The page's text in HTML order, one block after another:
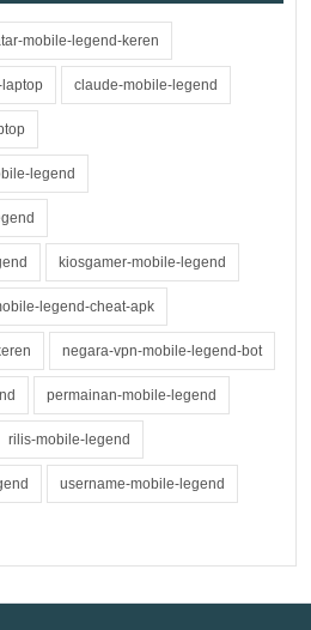
mobile-legend-keren
claude-mobile-legend
legend
kiosgamer-mobile-legend
legend-cheat-apk
negara-vpn-mobile-legend-bot
permainan-mobile-legend
rilis-mobile-legend
username-mobile-legend